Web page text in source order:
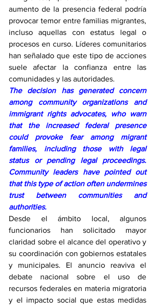
aumento de la presencia federal podría
provocar temor entre familias migrantes,
incluso aquellas con estatus legal o
procesos en curso. Líderes comunitarios
han señalado que este tipo de acciones
suele afectar la confianza entre las
comunidades y las autoridades.
The decision has generated concern
among community organizations and
immigrant rights advocates, who warn
that the increased federal presence
could provoke fear among migrant
families, including those with legal
status or pending legal proceedings.
Community leaders have pointed out
that this type of action often undermines
trust between communities and
authorities.
Desde el ámbito local, algunos
funcionarios han solicitado mayor
claridad sobre el alcance del operativo y
su coordinación con gobiernos estatales
y municipales. El anuncio reaviva el
debate nacional sobre el uso de
recursos federales en materia migratoria
y el impacto social que estas medidas